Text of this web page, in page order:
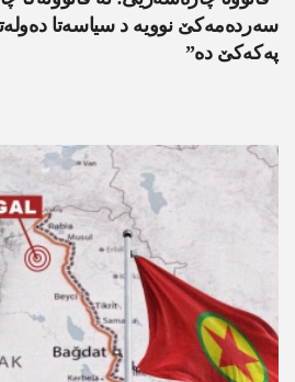
سەردەمەکێ نوویە د سیاسەتا
پەکەکێ دە”